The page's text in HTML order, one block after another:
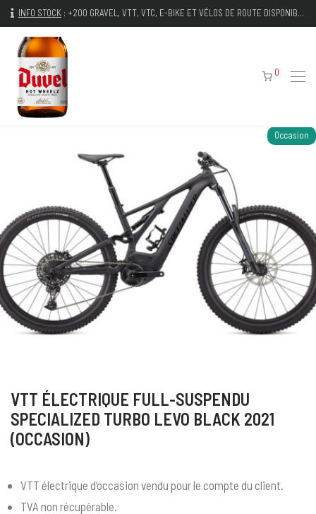
INFO STOCK : +200 GRAVEL, VTT, VTC, E-BIKE ET VÉLOS DE ROUTE DISPONIBLES IMMÉDIATEMENT
0
Occasion
VTT ÉLECTRIQUE FULL-SUSPENDU
SPECIALIZED TURBO LEVO BLACK 2021
(OCCASION)
VTT électrique d’occasion vendu pour le compte du client.
TVA non récupérable.